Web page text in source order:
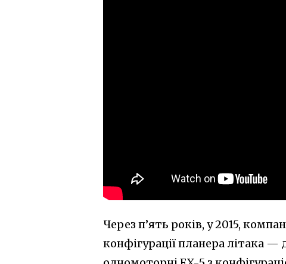
Через п’ять років, у 2015,
конфігурації планера літака —